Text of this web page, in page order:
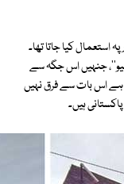
کیا جاتا تھا۔
جنہیں اس جگہ سے
ہے اس بات سے فرق نہیں
ہیں۔